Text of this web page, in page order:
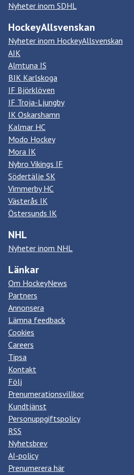
Nyheter inom SDHL
HockeyAllsvenskan
Nyheter inom HockeyAllsvenskan
AIK
Almtuna IS
BIK Karlskoga
IF Björklöven
IF Troja-Ljungby
IK Oskarshamn
Kalmar HC
Modo Hockey
Mora IK
Nybro Vikings IF
Södertälje SK
Vimmerby HC
Västerås IK
Östersunds IK
NHL
Nyheter inom NHL
Länkar
Om HockeyNews
Partners
Annonsera
Lämna feedback
Cookies
Careers
Tipsa
Kontakt
Följ
Prenumerationsvillkor
Kundtjänst
Personuppgiftspolicy
RSS
Nyhetsbrev
AI-policy
Prenumerera här